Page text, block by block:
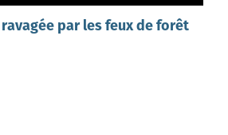
ravagée par les feux de forêt